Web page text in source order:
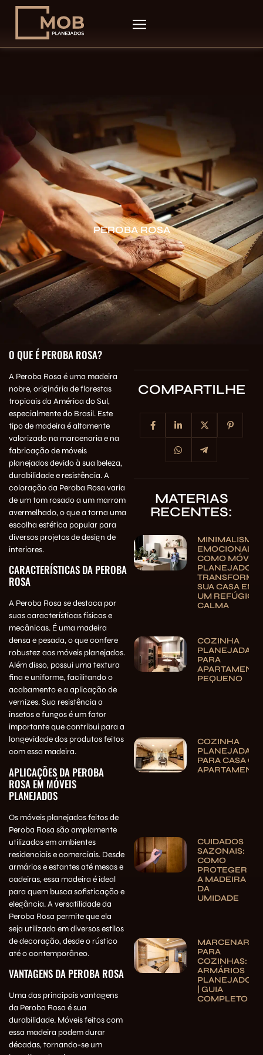
PEROBA ROSA
O QUE É PEROBA ROSA?
A Peroba Rosa é uma madeira
nobre, originária de florestas
tropicais da América do Sul,
especialmente do Brasil. Este
tipo de madeira é altamente
valorizado na marcenaria e na
fabricação de móveis
planejados devido à sua beleza,
durabilidade e resistência. A
coloração da Peroba Rosa varia
de um tom rosado a um marrom
avermelhado, o que a torna uma
escolha estética popular para
diversos projetos de design de
interiores.
CARACTERÍSTICAS DA PEROBA
ROSA
A Peroba Rosa se destaca por
suas características físicas e
mecânicas. É uma madeira
densa e pesada, o que confere
robustez aos móveis planejados.
Além disso, possui uma textura
fina e uniforme, facilitando o
acabamento e a aplicação de
vernizes. Sua resistência a
insetos e fungos é um fator
importante que contribui para a
longevidade dos produtos feitos
com essa madeira.
APLICAÇÕES DA PEROBA
ROSA EM MÓVEIS
PLANEJADOS
Os móveis planejados feitos de
Peroba Rosa são amplamente
utilizados em ambientes
residenciais e comerciais. Desde
armários e estantes até mesas e
cadeiras, essa madeira é ideal
para quem busca sofisticação e
elegância. A versatilidade da
Peroba Rosa permite que ela
seja utilizada em diversos estilos
de decoração, desde o rústico
até o contemporâneo.
VANTAGENS DA PEROBA ROSA
Uma das principais vantagens
da Peroba Rosa é sua
durabilidade. Móveis feitos com
essa madeira podem durar
décadas, tornando-se um
COMPARTILHE
MATERIAS
RECENTES:
MINIMALISMO
EMOCIONAL:
COMO MÓVEIS
PLANEJADOS
SUA CASA EM
UM REFÚGIO
CALMA
COZINHA
PLANEJADA
PARA
PEQUENO
COZINHA
PLANEJADA
PARA CASA OU
CUIDADOS
SAZONAIS:
COMO
PROTEGER
A MADEIRA
DA
UMIDADE
MARCENARIA
PARA
COZINHAS:
ARMÁRIOS
PLANEJADOS
| GUIA
COMPLETO